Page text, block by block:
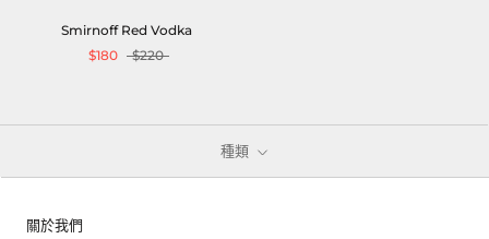
Smirnoff Red Vodka
$180
$220
種類
關於我們